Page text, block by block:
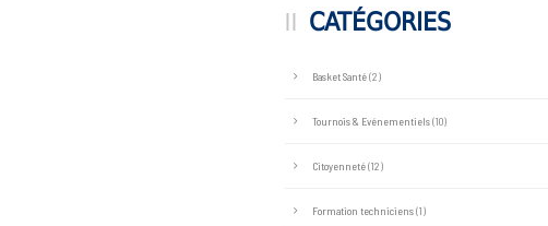
CATÉGORIES
Basket Santé(2)
Tournois & Evénementiels(10)
Citoyenneté(12)
Formation techniciens(1)